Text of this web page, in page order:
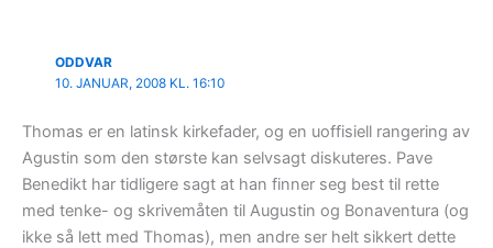
ODDVAR
10. JANUAR, 2008 KL. 16:10
Thomas er en latinsk kirkefader, og en uoffisiell rangering av
Agustin som den største kan selvsagt diskuteres. Pave
Benedikt har tidligere sagt at han finner seg best til rette
med tenke- og skrivemåten til Augustin og Bonaventura (og
ikke så lett med Thomas), men andre ser helt sikkert dette